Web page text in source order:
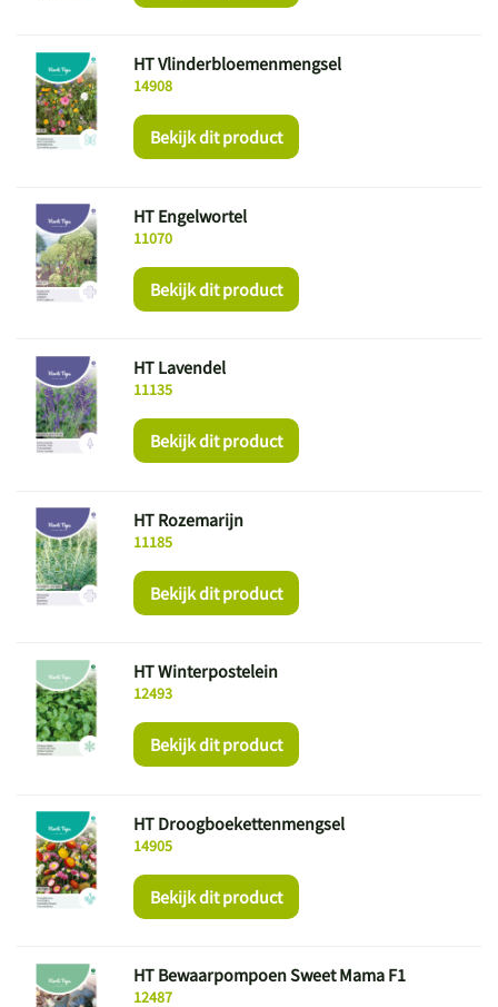
14908
HT Vlinderbloemenmengsel
Bekijk dit product
11070
HT Engelwortel
Bekijk dit product
11135
HT Lavendel
Bekijk dit product
11185
HT Rozemarijn
Bekijk dit product
12493
HT Winterpostelein
Bekijk dit product
14905
HT Droogboekettenmengsel
Bekijk dit product
12487
HT Bewaarpompoen Sweet Mama F1